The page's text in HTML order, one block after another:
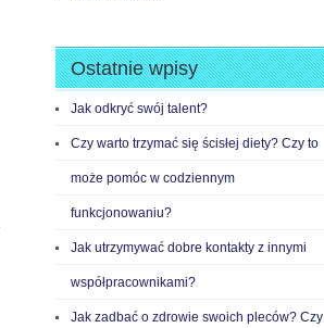
Ostatnie wpisy
Jak odkryć swój talent?
Czy warto trzymać się ścisłej diety? Czy to
może pomóc w codziennym
funkcjonowaniu?
Jak utrzymywać dobre kontakty z innymi
współpracownikami?
Jak zadbać o zdrowie swoich pleców? Czy